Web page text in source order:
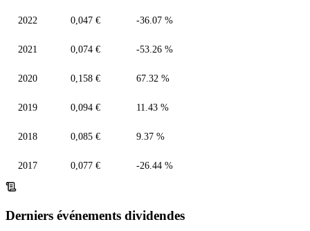
2022 0,047 € -36.07 %
2021 0,074 € -53.26 %
2020 0,158 € 67.32 %
2019 0,094 € 11.43 %
2018 0,085 € 9.37 %
2017 0,077 € -26.44 %
Derniers événements dividendes